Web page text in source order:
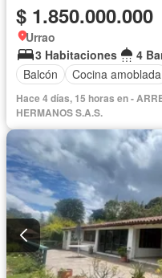
$ 1.850.000.000
Urrao
3 Habitaciones
4
Balcón
Cocina amoblada
Hace 4 días, 15 horas en -
HERMANOS S.A.S.